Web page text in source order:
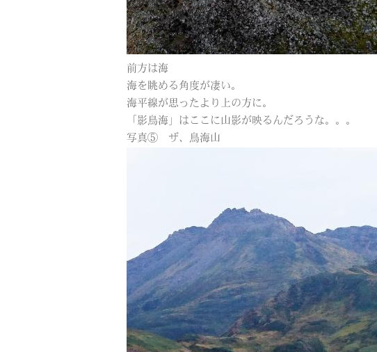
前方は海
海を眺める角度が凄い。
海平線が思ったより上の方に。
「影鳥海」はここに山影が映るんだろうな。。。
写真⑤ ザ、鳥海山